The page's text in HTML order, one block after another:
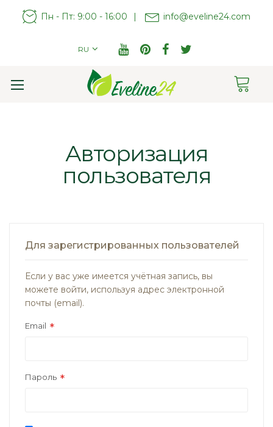
Пн - Пт: 9:00 - 16:00 | info@eveline24.com
RU
Авторизация
пользователя
Для зарегистрированных пользователей
Если у вас уже имеется учётная запись, вы
можете войти, используя адрес электронной
почты (email).
Email
Пароль